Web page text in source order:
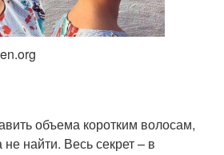
объема коротким волосам,
найти. Весь секрет – в